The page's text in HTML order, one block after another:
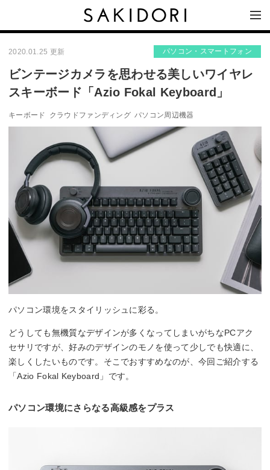
2020.01.25 更新 パソコン・スマートフォン
ビンテージカメラを思わせる美しいワイヤレ
スキーボード「Azio Fokal Keyboard」
キーボード クラウドファンディング パソコン周辺機器
パソコン環境をスタイリッシュに彩る。
どうしても無機質なデザインが多くなってしまいがちなPCアク
セサリですが、好みのデザインのモノを使って少しでも快適に、
楽しくしたいものです。そこでおすすめなのが、今回ご紹介する
「Azio Fokal Keyboard」です。
パソコン環境にさらなる高級感をプラス